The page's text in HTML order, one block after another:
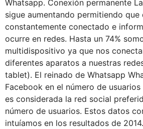
Whatsapp. Conexión permanente
sigue aumentando permitiendo que
constantemente conectado e
ocurre en redes. Hasta un 74%
multidispositivo ya que nos
diferentes aparatos a nuestras
tablet). El reinado de Whatsapp
Facebook en el número de
es considerada la red social
número de usuarios. Estos datos
intuíamos en los resultados de